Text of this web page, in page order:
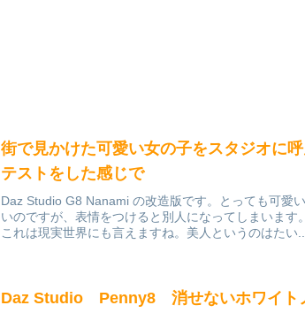
街で見かけた可愛い女の子をスタジオに
テストをした感じで
Daz Studio G8 Nanami の改造版です。とっても可愛
いのですが、表情をつけると別人になってしまいます
これは現実世界にも言えますね。美人というのはたい...
Daz Studio Penny8 消せないホワイト